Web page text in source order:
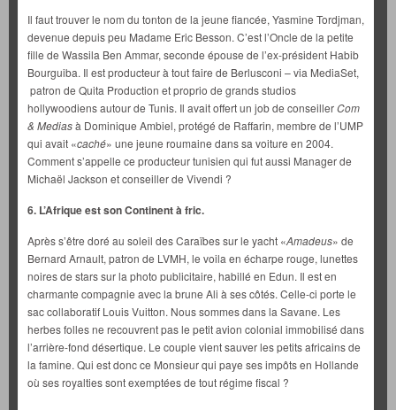
Il faut trouver le nom du tonton de la jeune fiancée, Yasmine Tordjman,
devenue depuis peu Madame Eric Besson. C’est l’Oncle de la petite
fille de Wassila Ben Ammar, seconde épouse de l’ex-président Habib
Bourguiba. Il est producteur à tout faire de Berlusconi – via MediaSet,
patron de Quita Production et proprio de grands studios
hollywoodiens autour de Tunis. Il avait offert un job de conseillerCom
& Mediasà Dominique Ambiel, protégé de Raffarin, membre de l’UMP
qui avait «caché» une jeune roumaine dans sa voiture en 2004.
Comment s’appelle ce producteur tunisien qui fut aussi Manager de
Michaël Jackson et conseiller de Vivendi ?
6. L’Afrique est son Continent à fric.
Après s’être doré au soleil des Caraïbes sur le yacht «Amadeus» de
Bernard Arnault, patron de LVMH, le voila en écharpe rouge, lunettes
noires de stars sur la photo publicitaire, habillé en Edun. Il est en
charmante compagnie avec la brune Ali à ses côtés. Celle-ci porte le
sac collaboratif Louis Vuitton. Nous sommes dans la Savane. Les
herbes folles ne recouvrent pas le petit avion colonial immobilisé dans
l’arrière-fond désertique. Le couple vient sauver les petits africains de
la famine. Qui est donc ce Monsieur qui paye ses impôts en Hollande
où ses royalties sont exemptées de tout régime fiscal ?